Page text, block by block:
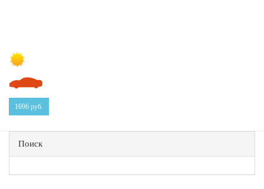
1696 руб.
Поиск